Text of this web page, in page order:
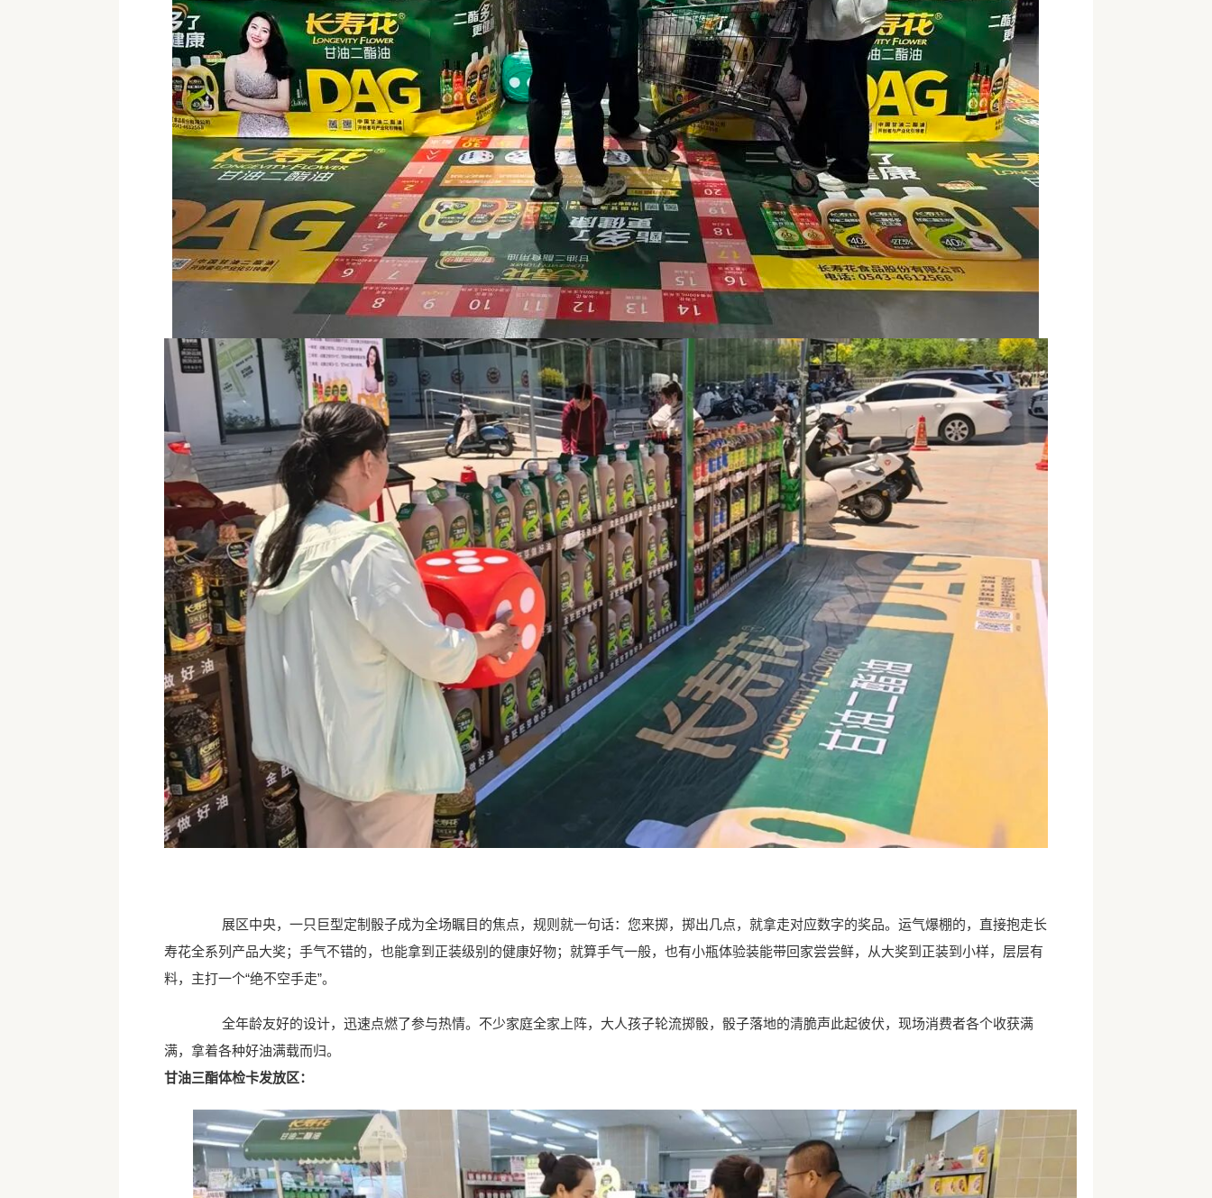
展区中央，一只巨型定制骰子成为全场瞩目的焦点，规则就一句话：您来掷，掷出几点，就拿走对应数字的奖品。运气爆棚的，直接抱走长
寿花全系列产品大奖；手气不错的，也能拿到正装级别的健康好物；就算手气一般，也有小瓶体验装能带回家尝尝鲜，从大奖到正装到小样，层层有
料，主打一个“绝不空手走”。
全年龄友好的设计，迅速点燃了参与热情。不少家庭全家上阵，大人孩子轮流掷骰，骰子落地的清脆声此起彼伏，现场消费者各个收获满
满，拿着各种好油满载而归。
甘油三酯体检卡发放区：